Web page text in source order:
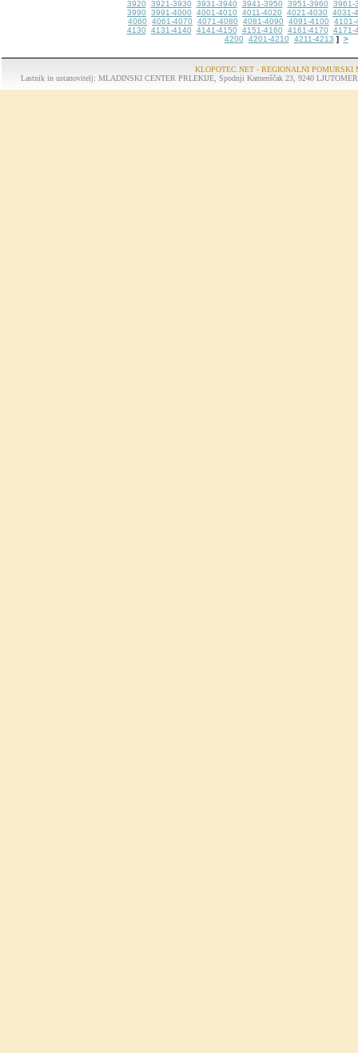
3920 3921-3930 3931-3940 3941-3950 3951-3960
3961-
3990
3991-4000 4001-4010 4011-4020 4021-4030
4031-
4060
4061-4070 4071-4080 4081-4090 4091-4100
4101-
4130
4131-4140 4141-4150 4151-4160 4161-4170
4171-
4200
4201-4210 4211-4213 ] >
KLOPOTEC.NET - REGIONALNI POMURSKI
Lastnik in ustanovitelj: MLADINSKI CENTER PRLEKIJE, Spodnji Kamenščak 23, 9240